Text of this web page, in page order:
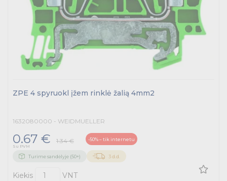
ZPE 4 spyruokl įžem rinklė žalią 4mm2
1632080000 - WEIDMUELLER
0.67 € 1.34 € -50% – tik internetu
Su PVM
Turime sandėlyje (50+) 3 d.d.
Kiekis VNT